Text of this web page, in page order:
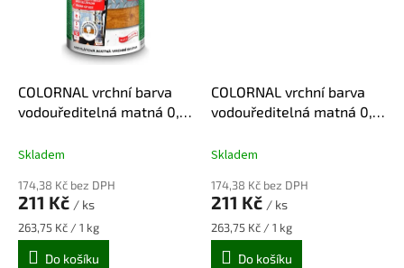
COLORNAL vrchní barva
vodouředitelná matná 0,8
Skladem
174,38 Kč bez DPH
211 Kč / ks
Měrná
cena:
263,75 Kč / 1 kg
Do košíku
COLORNAL vrchní barva
vodouředitelná matná 0,8
Skladem
174,38 Kč bez DPH
211 Kč / ks
Měrná
cena:
263,75 Kč / 1 kg
Do košíku